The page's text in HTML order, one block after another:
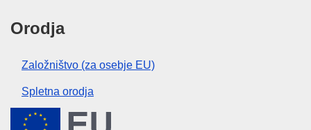
Orodja
Založništvo (za osebje EU)
Spletna orodja
Evropska unija